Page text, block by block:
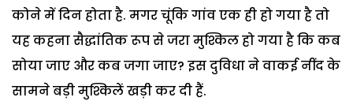
कोने में दिन होता है. मगर चूंकि गांव एक ही हो गया है तो
यह कहना सैद्धांतिक रूप से जरा मुश्किल हो गया है कि कब
सोया जाए और कब जगा जाए? इस दुविधा ने वाकई नींद के
सामने बड़ी मुश्किलें खड़ी कर दी हैं.